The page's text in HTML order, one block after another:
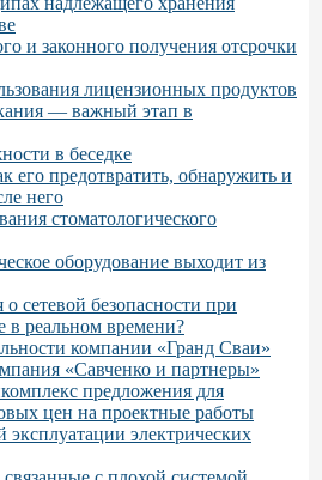
и законного получения отсрочки
лицензионных продуктов
— важный этап в
в беседке
его предотвратить, обнаружить и
него
стоматологического
оборудование выходит из
о сетевой безопасности при
в реальном времени?
компании «Гранд Сваи»
«Савченко и партнеры»
предложения для
цен на проектные работы
электрических